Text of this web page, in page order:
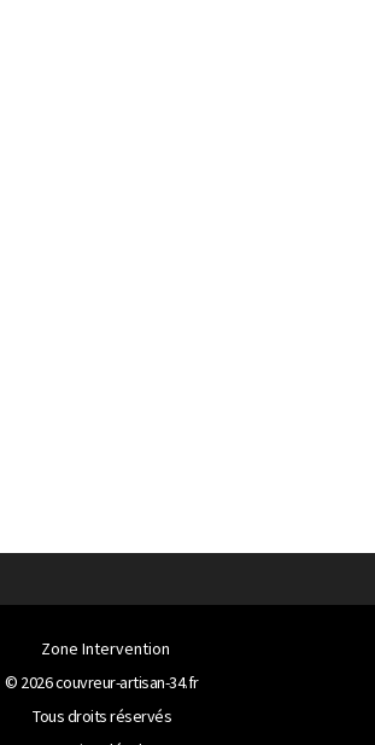
Zone Intervention
© 2026couvreur-artisan-34.fr
Tous droits réservés